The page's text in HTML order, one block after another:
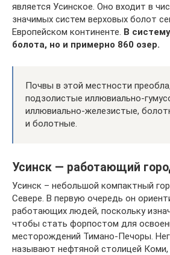
является Усинское. Оно входит в
значимых систем верховых болот
Европейском континенте. В
болота, но и примерно 860 озер.
Почвы в этой местности
подзолистые иллювиально-
иллювиально-железистые,
и болотные.
Усинск — работающий
Усинск – небольшой компактный
Севере. В первую очередь он
работающих людей, поскольку
чтобы стать форпостом для
месторождений Тимано-Печоры.
называют нефтяной столицей Коми,